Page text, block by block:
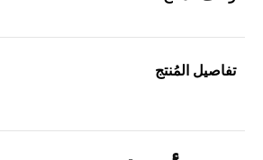
تفاصيل المُنتج